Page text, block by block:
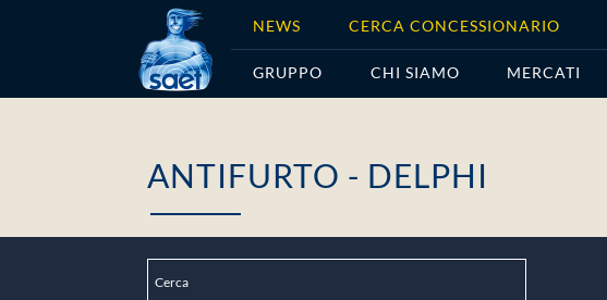
NEWS CERCA CONCESSIONARIO
GRUPPO CHI SIAMO MERCATI
/ ANTIFURTO - DELPHI
ANTIFURTO - DELPHI